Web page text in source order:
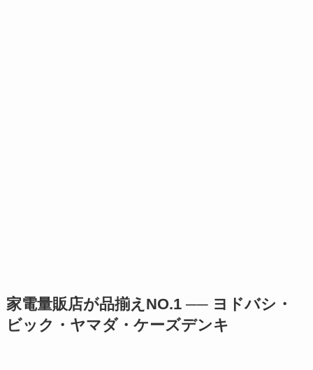
家電量販店が品揃えNO.1 ── ヨドバシ・
ビック・ヤマダ・ケーズデンキ